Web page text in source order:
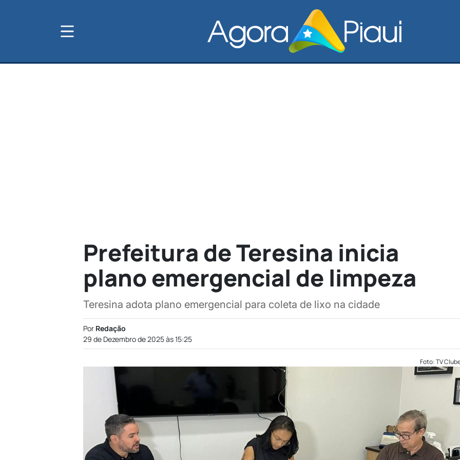
Prefeitura de Teresina inicia
plano emergencial de limpeza
Teresina adota plano emergencial para coleta de lixo na cidade
Por Redação
29 de Dezembro de 2025 às 15:25
Foto: TV